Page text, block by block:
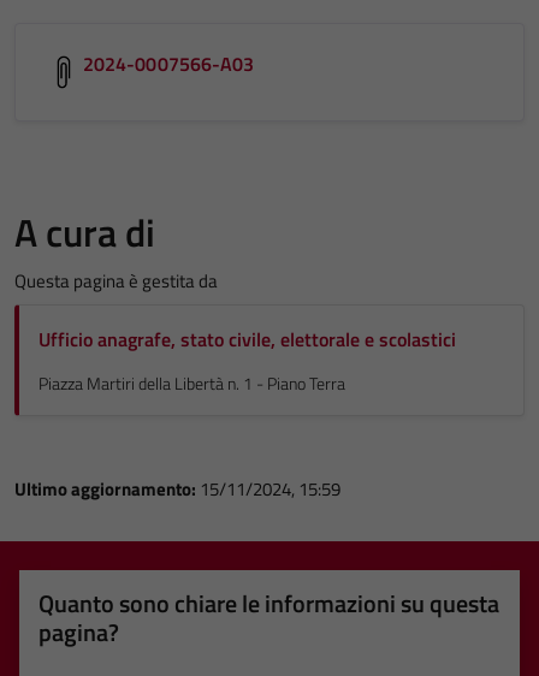
2024-0007566-A03
A cura di
Questa pagina è gestita da
Ufficio anagrafe, stato civile, elettorale e scolastici
Piazza Martiri della Libertà n. 1 - Piano Terra
Ultimo aggiornamento: 15/11/2024, 15:59
Quanto sono chiare le informazioni su questa
pagina?